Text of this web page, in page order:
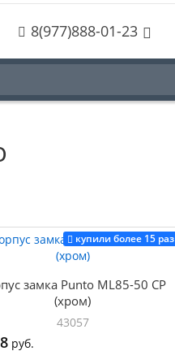
8(977)888-01-23
купили более 15 раз
замка Punto ML85-50 CP
(хром)
43057
руб.